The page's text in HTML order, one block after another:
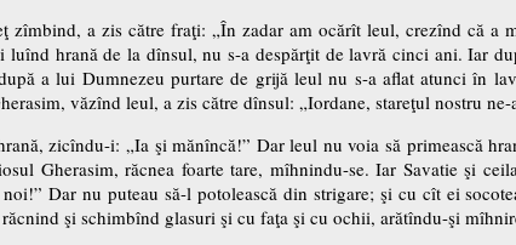
zîmbind, a zis către fraţi: „În zadar am ocărît leul, crezînd că
luînd hrană de la dînsul, nu s-a despărţit de lavră cinci ani. Iar
a lui Dumnezeu purtare de grijă leul nu s-a aflat atunci în
văzînd leul, a zis către dînsul: „Iordane, stareţul nostru
zicîndu-i: „Ia şi mănîncă!” Dar leul nu voia să primească
Gherasim, răcnea foarte tare, mîhnindu-se. Iar Savatie şi
Dar nu puteau să-l potolească din strigare; şi cu cît ei
şi schimbînd glasuri şi cu faţa şi cu ochii, arătîndu-şi